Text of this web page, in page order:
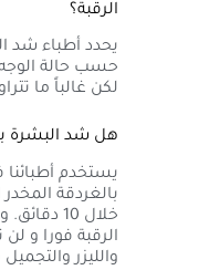
الرقبة؟
يحدد أطباء شد
حسب حالة الوجه
لكن غالباً ما تتراوح
هل شد البشرة
يستخدم أطبائنا
بالغردقة المخدر
خلال 10
الرقبة فورا و
والليزر